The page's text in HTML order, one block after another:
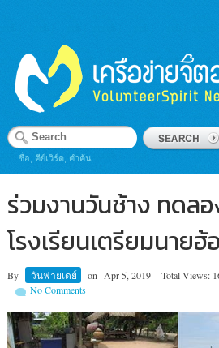
ชื่อ, คีย์เวิร์ด, คำค้น
ร่วมงานวันช้าง ทดล
โรงเรียนเตรียมนาย
By วันฟายเดย์ on Apr 5, 2019 Total Views:
No Comments